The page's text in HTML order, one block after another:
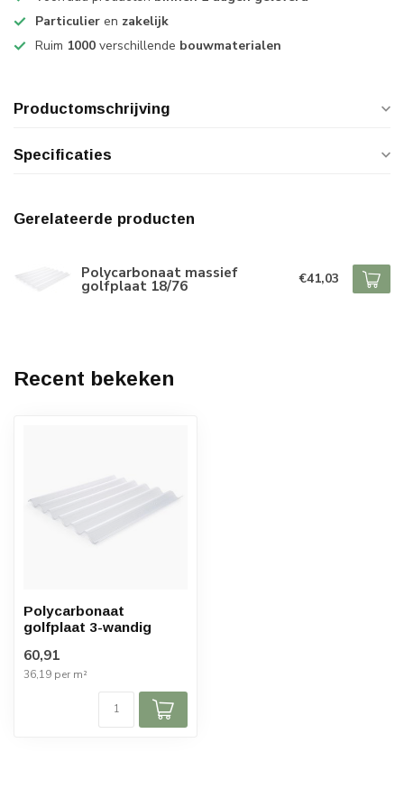
Particulier en zakelijk
Ruim 1000 verschillende bouwmaterialen
Productomschrijving
Specificaties
Gerelateerde producten
Polycarbonaat massief
golfplaat 18/76 €41,03
Recent bekeken
Polycarbonaat
golfplaat 3-wandig
60,91
36,19 per m²